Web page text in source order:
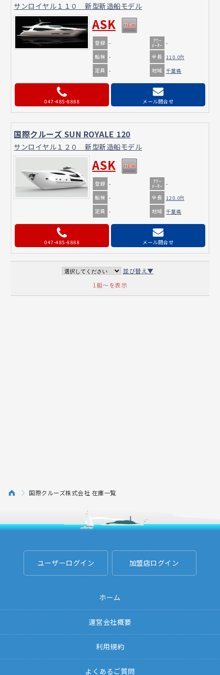
サンロイヤル１１０ 新型新造船モデル
ASK
登録 - ｱﾜｰ
ﾒｰﾀｰ -
船検 - 全長 110.0ft
定員 - 地域 千葉県
047-485-8888 メール問合せ
国際クルーズ SUN ROYALE 120
サンロイヤル１２０ 新型新造船モデル
ASK
登録 - ｱﾜｰ
ﾒｰﾀｰ -
船検 - 全長 120.0ft
定員 - 地域 千葉県
047-485-8888 メール問合せ
並び替え▼
1艇～を表示
国際クルーズ株式会社 在庫一覧
ユーザーログイン 加盟店ログイン
ホーム
運営会社概要
利用規約
よくあるご質問